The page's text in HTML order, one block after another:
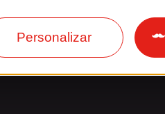
Personalizar